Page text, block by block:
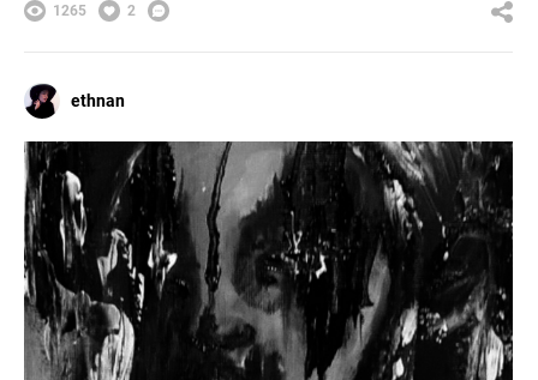
1265 2
ethnan